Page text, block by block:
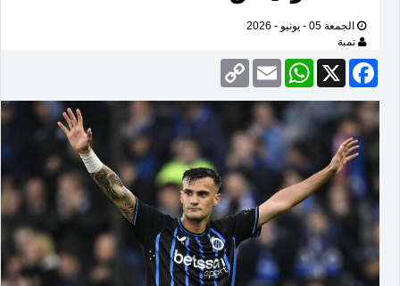
الجمعة 05 - يونيو - 2026
تمبة
Facebook
X
WhatsApp
Email
Copy
Link